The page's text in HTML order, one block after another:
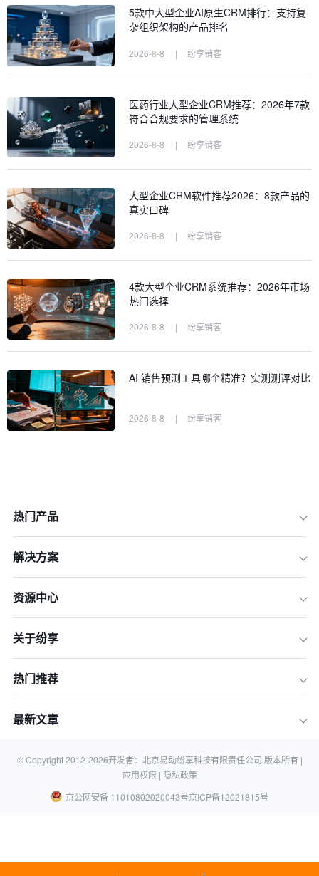
5款中大型企业AI原生CRM排行：支持复
杂组织架构的产品排名
2026-8-8 | 纷享销客
医药行业大型企业CRM推荐：2026年7款
符合合规要求的管理系统
2026-8-8 | 纷享销客
大型企业CRM软件推荐2026：8款产品的
真实口碑
2026-8-8 | 纷享销客
4款大型企业CRM系统推荐：2026年市场
热门选择
2026-8-8 | 纷享销客
AI 销售预测工具哪个精准？实测测评对比
2026-8-8 | 纷享销客
热门产品
解决方案
资源中心
关于纷享
热门推荐
最新文章
© Copyright 2012-2026开发者：北京易动纷享科技有限责任公司 版本所有 |
应用权限 | 隐私政策
京公网安备 11010802020043号京ICP备12021815号